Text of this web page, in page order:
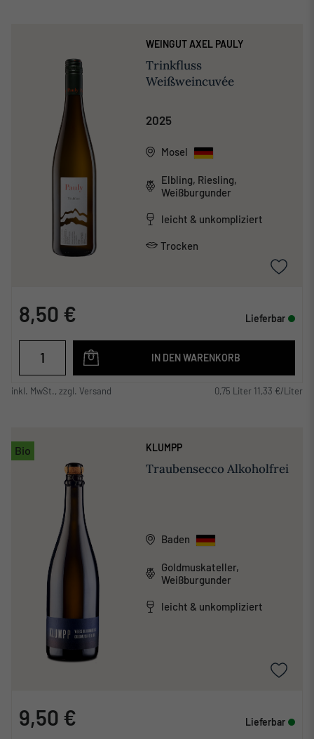
WEINGUT AXEL PAULY
Trinkfluss
Weißweincuvée
2025
Mosel
Elbling, Riesling,
Weißburgunder
leicht & unkompliziert
Trocken
8,50 € Lieferbar
IN DEN WARENKORB
inkl. MwSt., zzgl. Versand 0,75 Liter 11,33 €/Liter
Bio KLUMPP
Traubensecco Alkoholfrei
Baden
Goldmuskateller,
Weißburgunder
leicht & unkompliziert
9,50 € Lieferbar